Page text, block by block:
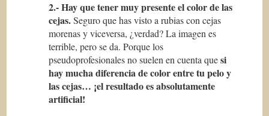
2.- Hay que tener muy presente el color de las
cejas.Seguro que has visto a rubias con cejas
morenas y viceversa, ¿verdad? La imagen es
terrible, pero se da. Porque los
pseudoprofesionales no suelen en cuenta quesi
hay mucha diferencia de color entre tu pelo y
las cejas… ¡el resultado es absolutamente
artificial!